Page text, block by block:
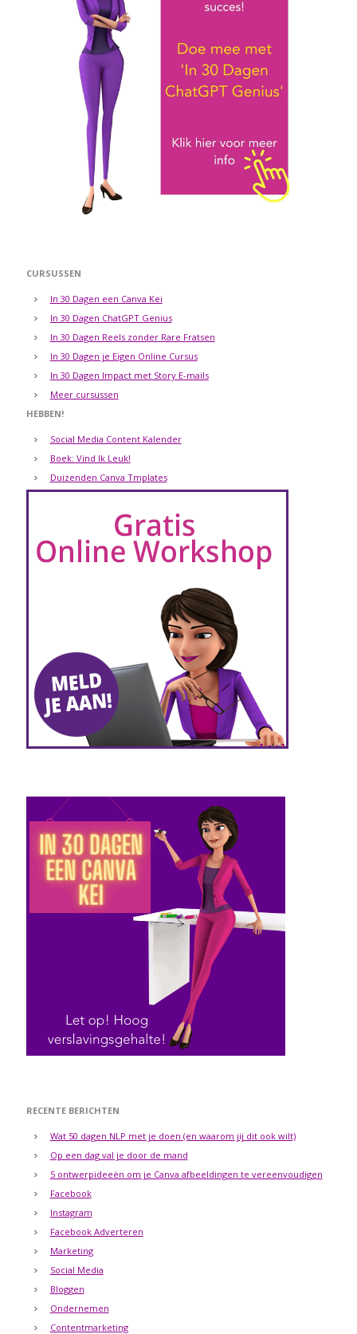
CURSUSSEN
In 30 Dagen een Canva Kei
In 30 Dagen ChatGPT Genius
In 30 Dagen Reels zonder Rare Fratsen
In 30 Dagen je Eigen Online Cursus
In 30 Dagen Impact met Story E-mails
Meer cursussen
HEBBEN!
Social Media Content Kalender
Boek: Vind Ik Leuk!
Duizenden Canva Tmplates
RECENTE BERICHTEN
Wat 50 dagen NLP met je doen (en waarom jij dit ook wilt)
Op een dag val je door de mand
5 ontwerpideeën om je Canva afbeeldingen te vereenvoudigen
Facebook
Instagram
Facebook Adverteren
Marketing
Social Media
Bloggen
Ondernemen
Contentmarketing